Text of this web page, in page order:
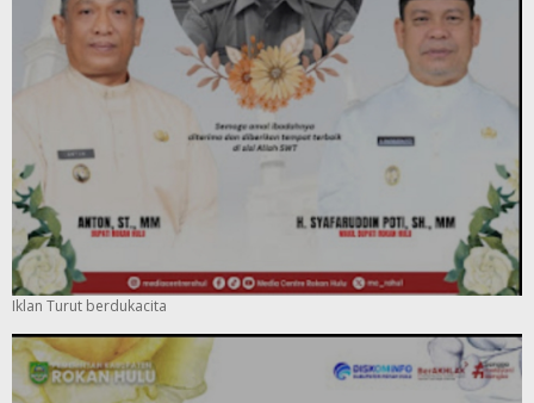
Iklan Turut berdukacita